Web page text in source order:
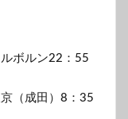
ボルン22：55
成田）8：35